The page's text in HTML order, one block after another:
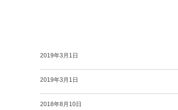
2019年3月1日
2019年3月1日
2018年8月10日